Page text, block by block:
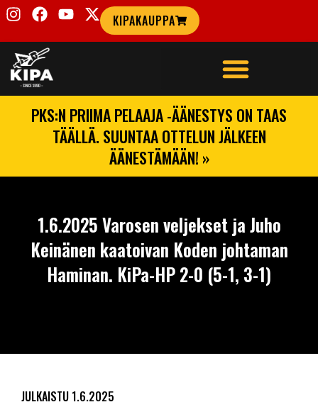
KIPAKAUPPA
PKS:N PRIIMA PELAAJA -ÄÄNESTYS ON TAAS
TÄÄLLÄ. SUUNTAA OTTELUN JÄLKEEN
ÄÄNESTÄMÄÄN! »
1.6.2025 Varosen veljekset ja Juho
Keinänen kaatoivan Koden johtaman
Haminan. KiPa-HP 2-0 (5-1, 3-1)
JULKAISTU 1.6.2025